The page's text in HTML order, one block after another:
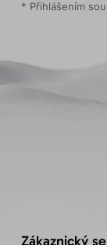
* Přihlášením
Zákaznický